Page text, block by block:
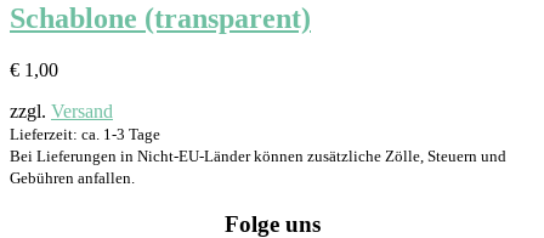
Schablone (transparent)
€ 1,00
zzgl. Versand
Lieferzeit: ca. 1-3 Tage
Bei Lieferungen in Nicht-EU-Länder können zusätzliche Zölle, Steuern und
Gebühren anfallen.
Folge uns